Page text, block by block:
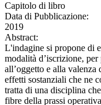
Capitolo di libro
Data di Pubblicazione:
2019
Abstract:
L'indagine si propone di
modalità d’iscrizione,
all’oggetto e alla
effetti sostanziali che ne
tratta di una disciplina
fibre della prassi